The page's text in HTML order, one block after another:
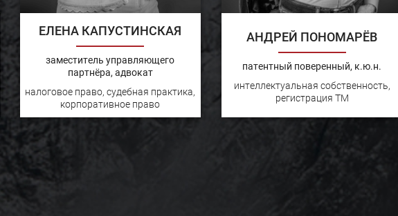
ЕЛЕНА КАПУСТИНСКАЯ
заместитель управляющего
партнёра, адвокат
налоговое право, судебная практика,
корпоративное право
АНДРЕЙ ПОНОМАРЁВ
патентный поверенный, к.ю.н.
интеллектуальная собственность,
регистрация ТМ